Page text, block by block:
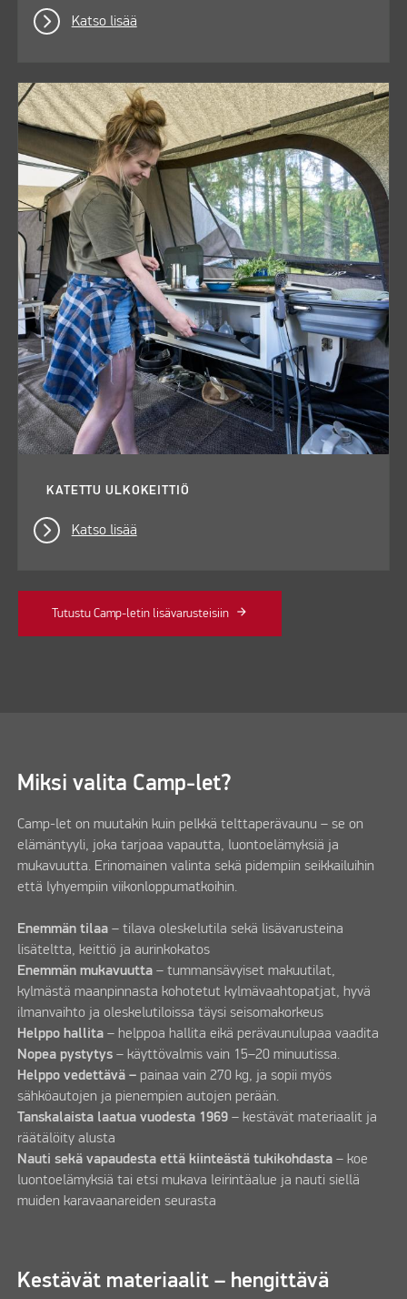
Katso lisää
KATETTU ULKOKEITTIÖ
Katso lisää
Tutustu Camp-letin lisävarusteisiin
Miksi valita Camp-let?
Camp-let on muutakin kuin pelkkä telttaperävaunu – se on
elämäntyyli, joka tarjoaa vapautta, luontoelämyksiä ja
mukavuutta. Erinomainen valinta sekä pidempiin seikkailuihin
että lyhyempiin viikonloppumatkoihin.
Enemmän tilaa– tilava oleskelutila sekä lisävarusteina
lisäteltta, keittiö ja aurinkokatos
Enemmän mukavuutta – tummansävyiset makuutilat,
kylmästä maanpinnasta kohotetut kylmävaahtopatjat, hyvä
ilmanvaihto ja oleskelutiloissa täysi seisomakorkeus
Helppo hallita – helppoa hallita eikä perävaunulupaa vaadita
Nopea pystytys– käyttövalmis vain 15–20 minuutissa.
Helppo vedettävä – painaa vain 270 kg, ja sopii myös
sähköautojen ja pienempien autojen perään.
Tanskalaista laatua vuodesta 1969– kestävät materiaalit ja
räätälöity alusta
Nauti sekä vapaudesta että kiinteästä tukikohdasta– koe
luontoelämyksiä tai etsi mukava leirintäalue ja nauti siellä
muiden karavaanareiden seurasta
Kestävät materiaalit – hengittävä